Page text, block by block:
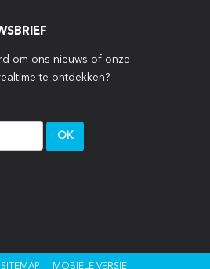
om ons nieuws of onze
te ontdekken?
SITEMAP MOBIELE VERSIE